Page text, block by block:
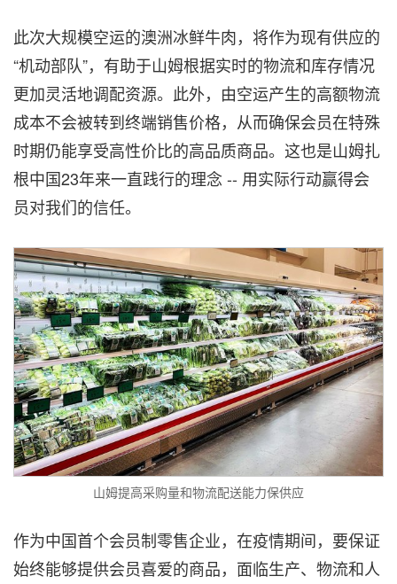
此次大规模空运的澳洲冰鲜牛肉，将作为现有供应的
“机动部队”，有助于山姆根据实时的物流和库存情况
更加灵活地调配资源。此外，由空运产生的高额物流
成本不会被转到终端销售价格，从而确保会员在特殊
时期仍能享受高性价比的高品质商品。这也是山姆扎
根中国23年来一直践行的理念 -- 用实际行动赢得会
员对我们的信任。
山姆提高采购量和物流配送能力保供应
作为中国首个会员制零售企业，在疫情期间，要保证
始终能够提供会员喜爱的商品，面临生产、物流和人